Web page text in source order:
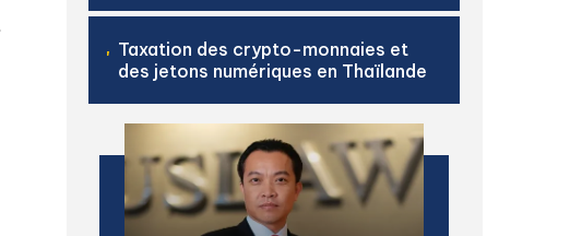
' Taxation des crypto-monnaies et
des jetons numériques en Thaïlande